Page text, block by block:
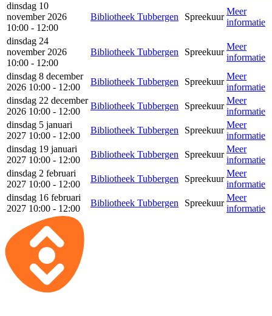
dinsdag 10
november 2026
10:00 - 12:00
Bibliotheek Tubbergen Spreekuur
Meer
informatie
dinsdag 24
november 2026
10:00 - 12:00
Bibliotheek Tubbergen Spreekuur
Meer
informatie
dinsdag 8 december
2026 10:00 - 12:00
Bibliotheek Tubbergen Spreekuur
Meer
informatie
dinsdag 22 december
2026 10:00 - 12:00
Bibliotheek Tubbergen Spreekuur
Meer
informatie
dinsdag 5 januari
2027 10:00 - 12:00
Bibliotheek Tubbergen Spreekuur
Meer
informatie
dinsdag 19 januari
2027 10:00 - 12:00
Bibliotheek Tubbergen Spreekuur
Meer
informatie
dinsdag 2 februari
2027 10:00 - 12:00
Bibliotheek Tubbergen Spreekuur
Meer
informatie
dinsdag 16 februari
2027 10:00 - 12:00
Bibliotheek Tubbergen Spreekuur
Meer
informatie